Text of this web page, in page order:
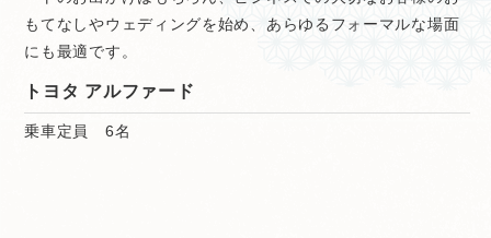
もてなしやウェディングを始め、あらゆるフォーマルな場面
にも最適です。
トヨタ アルファード
乗車定員 6名